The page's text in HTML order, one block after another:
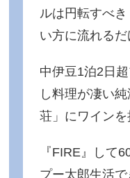
ルは円転すべ
い方に流れる
中伊豆1泊2日
し料理が凄い
荘」にワイン
『FIRE』して
プー太郎生活